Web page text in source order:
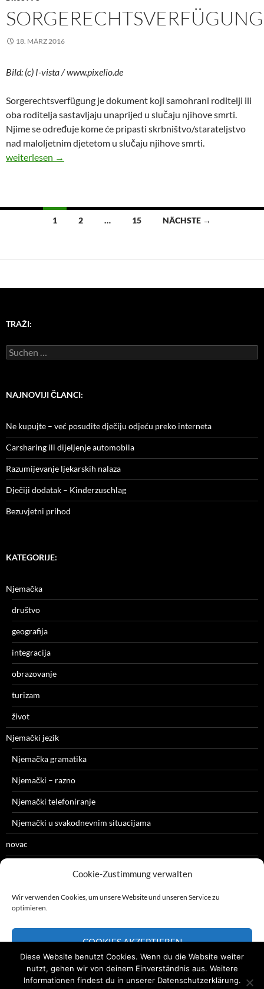
Cookie-Zustimmung verwalten
Wir verwenden Cookies, um unsere Website und unseren Service zu
optimieren.
COOKIES AKZEPTIEREN
ABLEHNEN
SORGERECHTSVERFÜGUNG
18. MÄRZ 2016
Bild: (c) I-vista / www.pixelio.de
Sorgerechtsverfügung je dokument koji samohrani roditelji ili
oba roditelja sastavljaju unaprijed u slučaju njihove smrti.
Njime se određuje kome će pripasti skrbništvo/starateljstvo
nad maloljetnim djetetom u slučaju njihove smrti.
Sorgerechtsverfügung
weiterlesen →
Beitragsnavigation
1 2 … 15 NÄCHSTE →
TRAŽI:
Suchen
nach:
NAJNOVIJI ČLANCI:
Ne kupujte – već posudite dječiju odjeću preko interneta
Carsharing ili dijeljenje automobila
Razumijevanje ljekarskih nalaza
Dječiji dodatak – Kinderzuschlag
Bezuvjetni prihod
KATEGORIJE:
Njemačka
društvo
geografija
integracija
obrazovanje
turizam
život
Njemački jezik
Njemačka gramatika
Njemački – razno
Njemački telefoniranje
Njemački u svakodnevnim situacijama
novac
glavna strana
Diese Website benutzt Cookies. Wenn du die Website weiter
nutzt, gehen wir von deinem Einverständnis aus. Weitere
Informationen findest du in unserer Datenschutzerklärung.